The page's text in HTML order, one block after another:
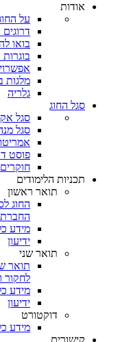
אודות
על
דרוגים
בואו
בוגרות
מלגות
גלריה
סגל החוג
סגל
סגל
פוסט
תכניות הלימודים
תואר ראשון
החוג
מידע
ידיעון
תואר שני
תואר
לחקור
מידע
ידיעון
דוקטורט
מידע
קישורים